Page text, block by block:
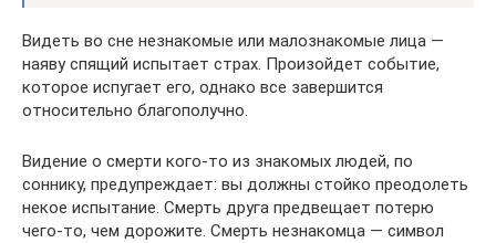
Видеть во сне незнакомые или малознакомые лица —
наяву спящий испытает страх. Произойдет событие,
которое испугает его, однако все завершится
относительно благополучно.
Видение о смерти кого-то из знакомых людей, по
соннику, предупреждает: вы должны стойко преодолеть
некое испытание. Смерть друга предвещает потерю
чего-то, чем дорожите. Смерть незнакомца — символ